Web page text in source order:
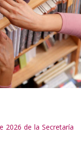
2026 de la Secretaría